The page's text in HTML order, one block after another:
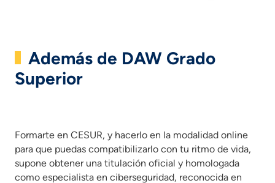
Además de DAW Grado
Superior
Formarte en CESUR, y hacerlo en la modalidad online
para que puedas compatibilizarlo con tu ritmo de vida,
supone obtener una titulación oficial y homologada
como especialista en ciberseguridad, reconocida en